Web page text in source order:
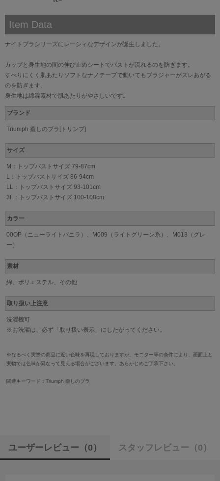
Item Data
ナイトブラシリーズにレーシィなデザインが誕生しました。
カップと身生地の間の伸び止めシートでバストが流れるのを防ぎます。
すべりにくく肌あたりソフトなナノテープで動いてもブラジャーがズレあがる
のを防ぎます。
身生地は綿混素材で肌あたりがやさしいです。
ブランド
Triumph 癒しのブラ[トリンプ]
サイズ
M：トップバストサイズ 79-87cm
L：トップバストサイズ 86-94cm
LL：トップバストサイズ 93-101cm
3L：トップバストサイズ 100-108cm
カラー
00OP（ニューライトバニラ）、M009（ライトグリーン系）、M013（グレ
ー）
素材
綿、ポリエステル、その他
取り扱い上注意
洗濯機可
※お洗濯は、必ず「取り扱い表示」にしたがってください。
※なるべく実際の商品に近い色味を再現しておりますが、モニター等の条件により、画面上と
実物では色味が異なって見える場合がございます。あらかじめご了承下さい。
関連キーワード：Triumph 癒しのブラ
ユーザーレビュー （0） スタッフレビュー （0）